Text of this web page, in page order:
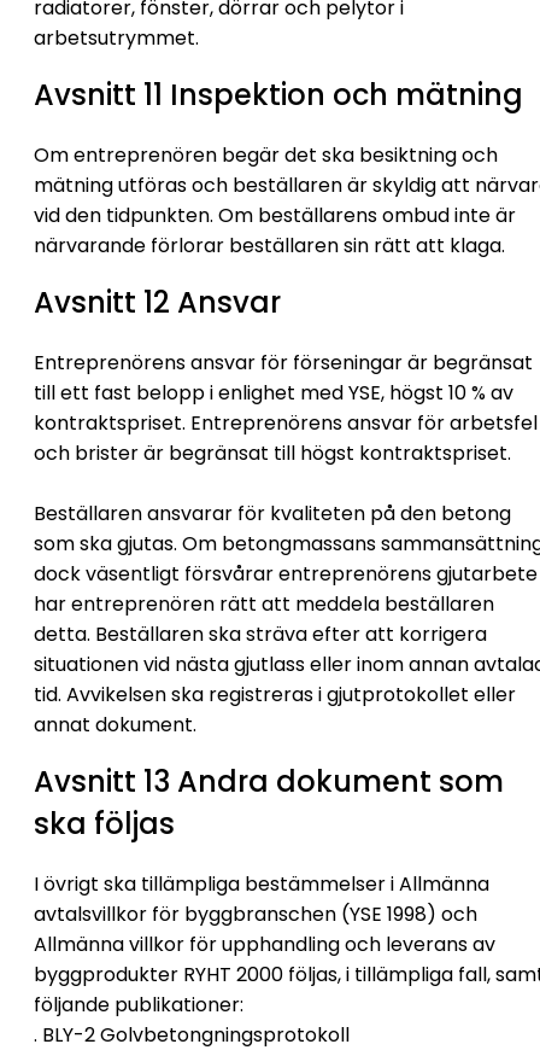
radiatorer, fönster, dörrar och pelytor i
arbetsutrymmet.
Avsnitt 11 Inspektion och mätning
Om entreprenören begär det ska besiktning och
mätning utföras och beställaren är skyldig att
vid den tidpunkten. Om beställarens ombud inte är
närvarande förlorar beställaren sin rätt att klaga.
Avsnitt 12 Ansvar
Entreprenörens ansvar för förseningar är begränsat
till ett fast belopp i enlighet med YSE, högst 10 % av
kontraktspriset. Entreprenörens ansvar för arbetsfel
och brister är begränsat till högst kontraktspriset.
Beställaren ansvarar för kvaliteten på den betong
som ska gjutas. Om betongmassans
dock väsentligt försvårar entreprenörens gjutarbete
har entreprenören rätt att meddela beställaren
detta. Beställaren ska sträva efter att korrigera
situationen vid nästa gjutlass eller inom annan
tid. Avvikelsen ska registreras i gjutprotokollet eller
annat dokument.
Avsnitt 13 Andra dokument som
ska följas
I övrigt ska tillämpliga bestämmelser i Allmänna
avtalsvillkor för byggbranschen (YSE 1998) och
Allmänna villkor för upphandling och leverans av
byggprodukter RYHT 2000 följas, i tillämpliga fall,
följande publikationer:
. BLY-2 Golvbetongningsprotokoll